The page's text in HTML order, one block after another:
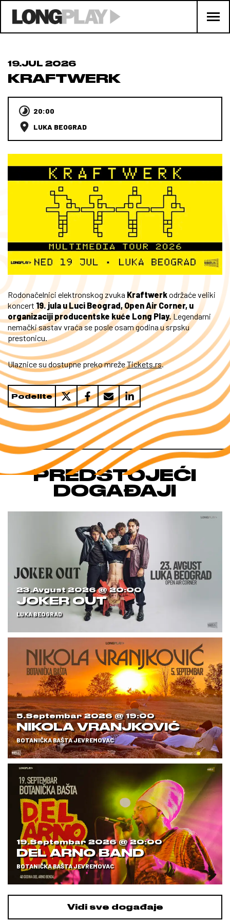
19.JUL 2026
KRAFTWERK
20:00
LUKA BEOGRAD
Rodonačelnici elektronskog zvuka Kraftwerkodržaće veliki
koncert 19. jula u Luci Beograd, Open Air Corner, u
organizaciji producentske kuće Long Play.Legendarni
nemački sastav vraća se posle osam godina u srpsku
prestonicu.
Ulaznice su dostupne preko mrežeTickets.rs.
Podelite
PREDSTOJEĆI
DOGAĐAJI
23.avgust 2026 @ 20:00
JOKER OUT
LUKA BEOGRAD
5.septembar 2026 @ 19:00
NIKOLA VRANJKOVIĆ
BOTANIČKA BAŠTA JEVREMOVAC
19.septembar 2026 @ 20:00
DEL ARNO BAND
BOTANIČKA BAŠTA JEVREMOVAC
Vidi sve događaje